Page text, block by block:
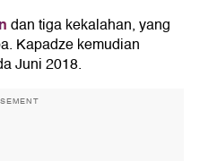
dan tiga kekalahan, yang
Kapadze kemudian
Juni 2018.